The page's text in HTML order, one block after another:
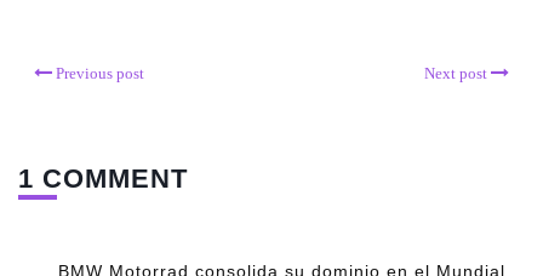
Previous post Next post
1 COMMENT
BMW Motorrad consolida su dominio en el Mundial